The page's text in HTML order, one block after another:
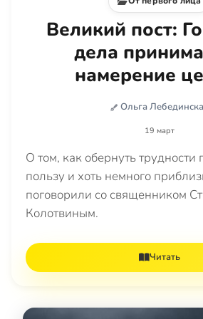
Великий пост:
дела
намерение
Ольга
19 март
О том, как обернуть трудности
пользу и хоть немного
поговорили со священником
Колотвиным.
Читать